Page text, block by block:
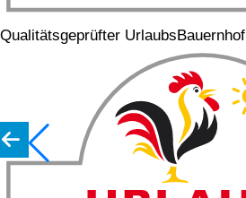
Qualitätsgeprüfter UrlaubsBauernhof